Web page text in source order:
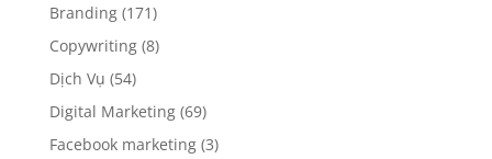
Branding(171)
Copywriting(8)
Dịch Vụ (54)
Digital Marketing(69)
Facebook marketing(3)